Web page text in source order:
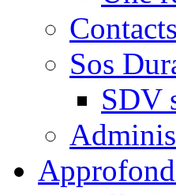
Contacts
Sos
SDV